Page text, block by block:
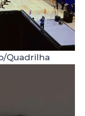
Quadrilha